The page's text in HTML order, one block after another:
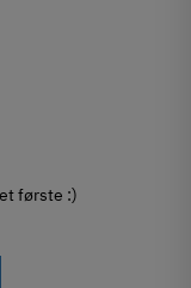
første :)